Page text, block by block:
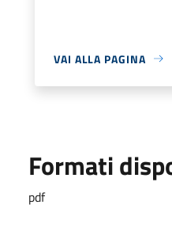
VAI ALLA PAGINA
Formati
pdf